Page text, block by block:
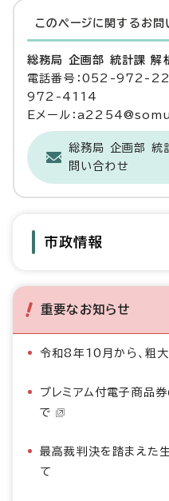
このページに関する お問
総務局 企画部 統計課 解
電話番号：052-972-
972-4114
Eメール：
総務局 企画部 統
問い合わせ
市政情報
重要なお知らせ
令和8年10月から、粗
プレミアム付電子商品
で
最高裁判決を踏まえた
て